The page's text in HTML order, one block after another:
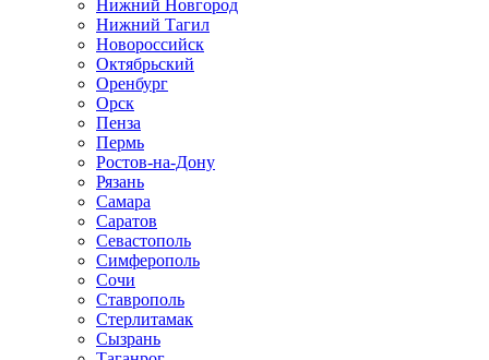
Нижний Новгород
Нижний Тагил
Новороссийск
Октябрьский
Оренбург
Орск
Пенза
Пермь
Ростов-на-Дону
Рязань
Самара
Саратов
Севастополь
Симферополь
Сочи
Ставрополь
Стерлитамак
Сызрань